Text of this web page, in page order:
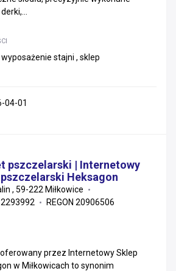
stajni , sklep
04-01
pszczelarski | Internetowy
Heksagon
, 59-222 Miłkowice
REGON 20906506
przez Internetowy Sklep
w Miłkowicach to synonim